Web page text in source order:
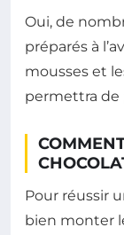
Oui, de
préparés à
mousses et
permettra de
Pour réussir
bien monter